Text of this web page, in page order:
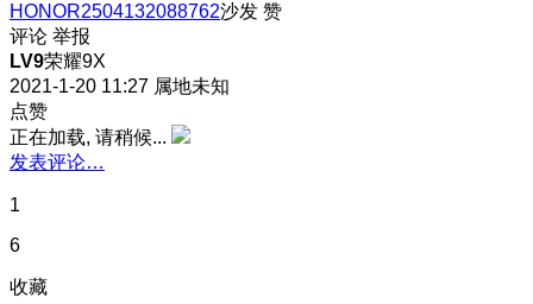
HONOR2504132088762沙发 赞
评论 举报
LV9荣耀9X
2021-1-20 11:27 属地未知
点赞
正在加载, 请稍候...
发表评论…
1
6
收藏